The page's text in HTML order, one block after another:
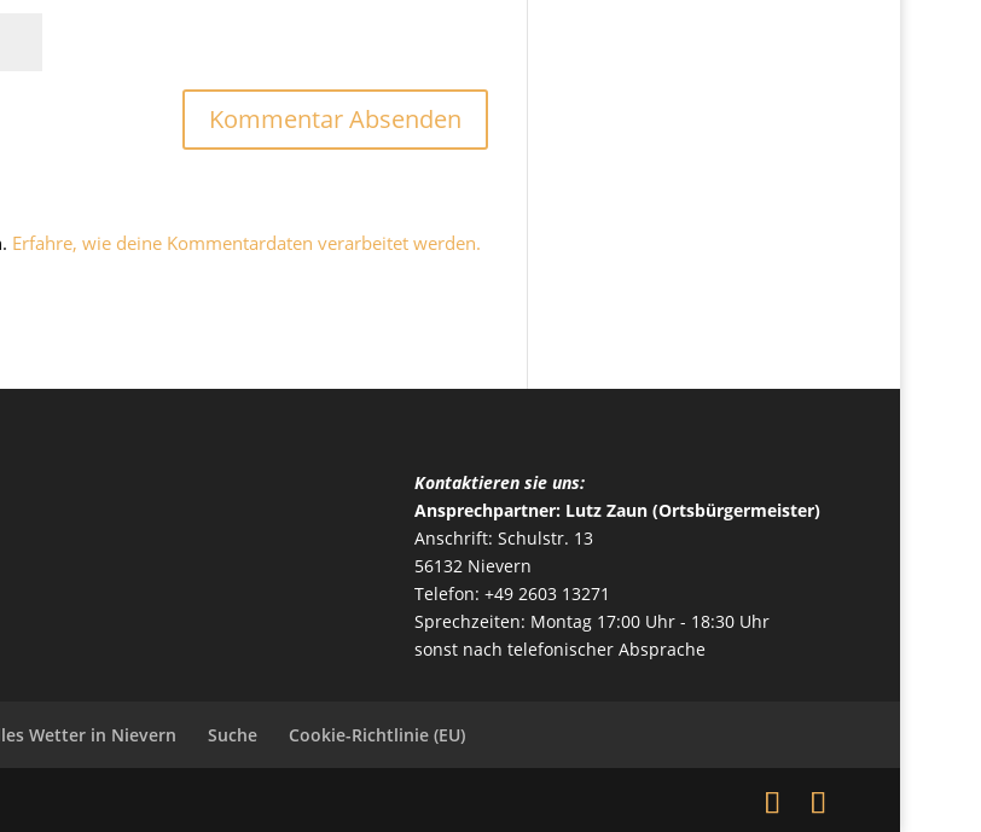
Erfahre, wie deine Kommentardaten verarbeitet werden.
Kontaktieren sie uns:
Ansprechpartner: Lutz Zaun (Ortsbürgermeister)
Anschrift: Schulstr. 13
56132 Nievern
Telefon: +49 2603 13271
Sprechzeiten: Montag 17:00 Uhr - 18:30 Uhr
sonst nach telefonischer Absprache
Wetter in Nievern Suche Cookie-Richtlinie (EU)